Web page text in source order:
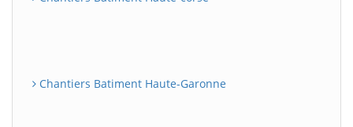
Chantiers Batiment Haute-Garonne